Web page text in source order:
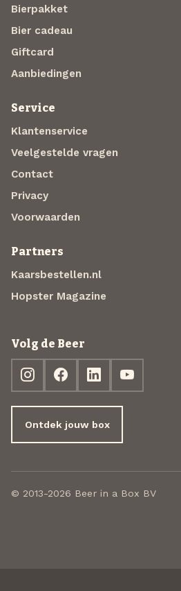
Bierpakket
Bier cadeau
Giftcard
Aanbiedingen
Service
Klantenservice
Veelgestelde vragen
Contact
Privacy
Voorwaarden
Partners
Kaarsbestellen.nl
Hopster Magazine
Volg de Beer
Ontdek jouw box
© 2013-2026 Beer in a Box BV